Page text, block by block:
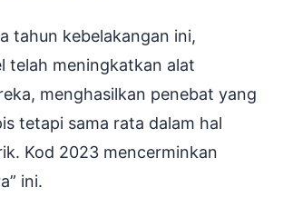
tahun kebelakangan ini,
telah meningkatkan alat
menghasilkan penebat yang
tetapi sama rata dalam hal
Kod 2023 mencerminkan
ini.